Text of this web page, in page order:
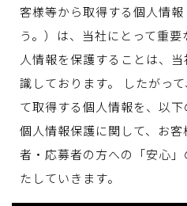
客様等から取得する個人情
う。）は、当社にとって重
人情報を保護することは、
識しております。 したがっ
て取得する個人情報を、以下
個人情報保護に関して、お
者・応募者の方への「安心
たしていきます。